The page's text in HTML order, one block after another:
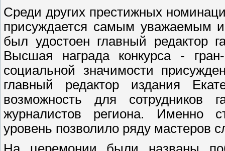
Среди других престижных
присуждается самым уважаемым
был удостоен главный редактор
Высшая награда конкурса -
социальной значимости
главный редактор издания
возможность для сотрудников
журналистов региона. Именно
уровень позволило ряду мастеров